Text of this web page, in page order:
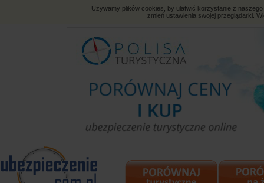
Używamy plików cookies, by ułatwić korzystanie z
zmień ustawienia swojej przeglądarki.